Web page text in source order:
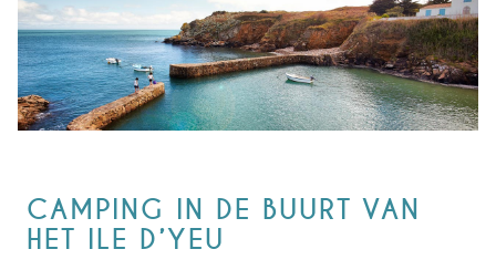
CAMPING IN DE BUURT VAN
HET ILE D’YEU